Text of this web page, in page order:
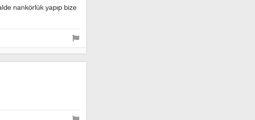
nankörlük yapıp bize